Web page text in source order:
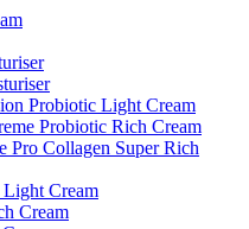
Probiotic Light Cream
Probiotic Rich Cream
Pro Collagen Super Rich
Cream
Cream